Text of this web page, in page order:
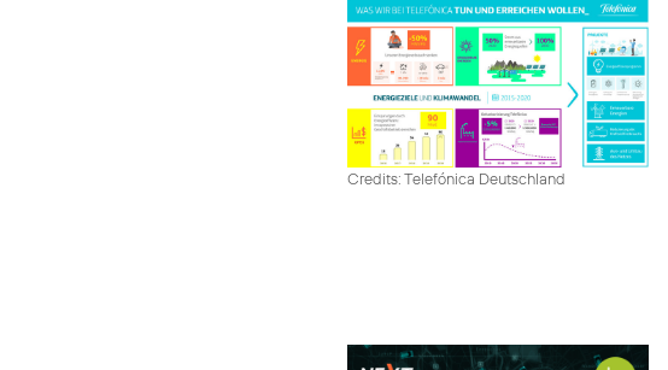
Credits: Telefónica Deutschland